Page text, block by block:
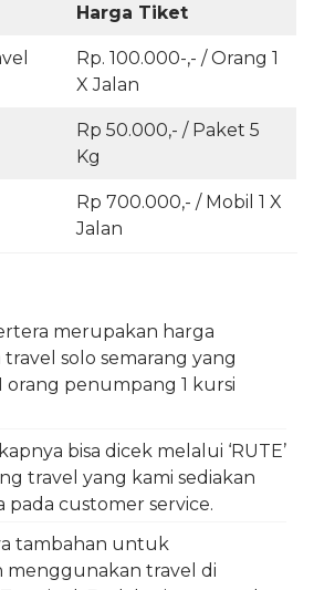
Harga Tiket
Rp. 100.000-,- / Orang 1
X Jalan
Rp 50.000,- / Paket 5
Kg
Rp 700.000,- / Mobil 1 X
Jalan
merupakan harga
solo semarang yang
orang penumpang 1 kursi
bisa dicek melalui ‘RUTE’
travel yang kami sediakan
pada customer service.
tambahan untuk
travel di